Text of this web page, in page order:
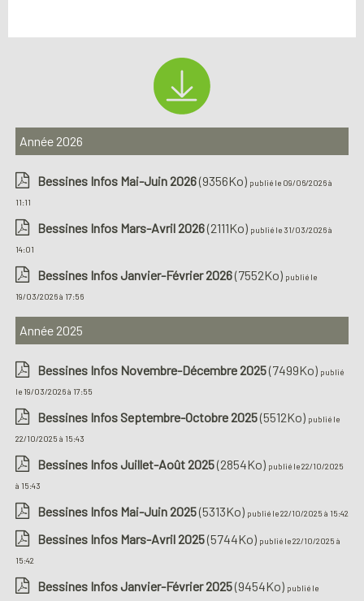
Année 2026
Bessines Infos Mai-Juin 2026(9356Ko) publié le 09/06/2026 à
11:11
Bessines Infos Mars-Avril 2026(2111Ko) publié le 31/03/2026 à
14:01
Bessines Infos Janvier-Février 2026(7552Ko) publié le
19/03/2026 à 17:56
Année 2025
Bessines Infos Novembre-Décembre 2025(7499Ko) publié
le 19/03/2026 à 17:55
Bessines Infos Septembre-Octobre 2025(5512Ko) publié le
22/10/2025 à 15:43
Bessines Infos Juillet-Août 2025(2854Ko) publié le 22/10/2025
à 15:43
Bessines Infos Mai-Juin 2025(5313Ko) publié le 22/10/2025 à 15:42
Bessines Infos Mars-Avril 2025(5744Ko) publié le 22/10/2025 à
15:42
Bessines Infos Janvier-Février 2025(9454Ko) publié le